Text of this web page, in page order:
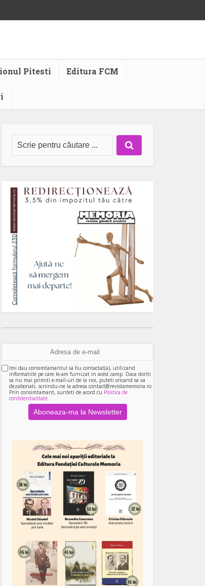
Pitesti Editura FCM
Imi dau consimtamantul sa fiu contactat(a), utilizand
informatiile pe care le-am furnizat in acest camp. Daca doriti
sa nu mai primiti e-mail-uri de la noi, puteti oricand sa va
dezabonati, scriindu-ne la adresa contact@revistamemoria.ro.
Prin consimtamant, sunteti de acord cu Politica de
confidentialitate.